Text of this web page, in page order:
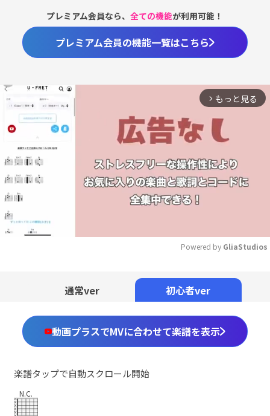
プレミアム会員なら、全ての機能が利用可能！
プレミアム会員の機能一覧はこちら
arrow_forward_ios もっと見る
Powered by GliaStudios
通常ver 初心者ver
動画プラスでMVに合わせて楽譜を表示
楽譜タップで自動スクロール開始
N.C.